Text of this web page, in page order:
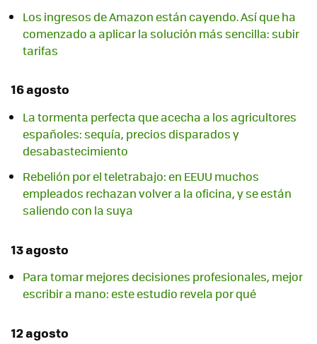
Los ingresos de Amazon están cayendo. Así que ha
comenzado a aplicar la solución más sencilla: subir
tarifas
16 agosto
La tormenta perfecta que acecha a los agricultores
españoles: sequía, precios disparados y
desabastecimiento
Rebelión por el teletrabajo: en EEUU muchos
empleados rechazan volver a la oficina, y se están
saliendo con la suya
13 agosto
Para tomar mejores decisiones profesionales, mejor
escribir a mano: este estudio revela por qué
12 agosto